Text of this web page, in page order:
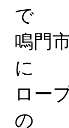
で
鳴門
に
ロー
の